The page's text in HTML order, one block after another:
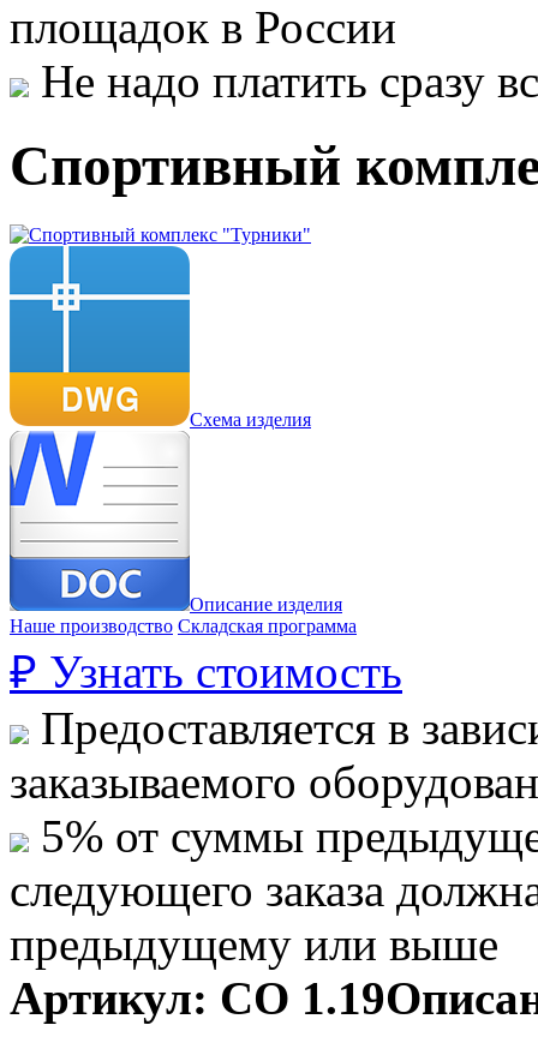
площадок в России
Не надо платить сразу
Спортивный
Схема изделия
Описание изделия
Наше производство Складская программа
₽ Узнать стоимость
Предоставляется в
заказываемого
5% от суммы
следующего заказа
предыдущему или выше
Артикул: СО 1.19